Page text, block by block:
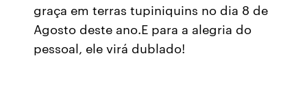
graça em terras tupiniquins no dia 8 de
Agosto deste ano.E para a alegria do
pessoal, ele virá dublado!